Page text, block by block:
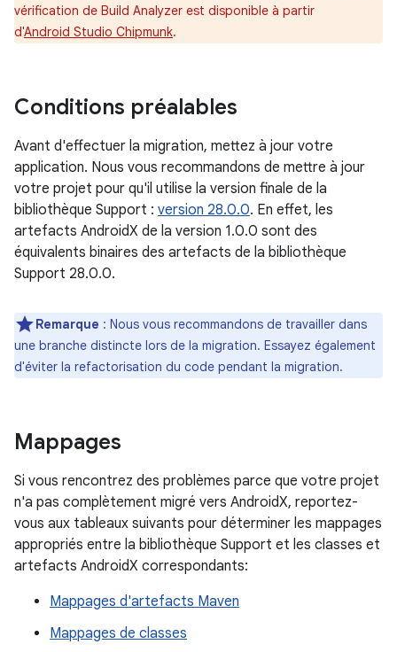
vérification de Build Analyzer est disponible à partir
d'Android Studio Chipmunk.
Conditions préalables
Avant d'effectuer la migration, mettez à jour votre
application. Nous vous recommandons de mettre à jour
votre projet pour qu'il utilise la version finale de la
bibliothèque Support : version 28.0.0. En effet, les
artefacts AndroidX de la version 1.0.0 sont des
équivalents binaires des artefacts de la bibliothèque
Support 28.0.0.
Remarque : Nous vous recommandons de travailler dans
une branche distincte lors de la migration. Essayez également
d'éviter la refactorisation du code pendant la migration.
Mappages
Si vous rencontrez des problèmes parce que votre projet
n'a pas complètement migré vers AndroidX, reportez-
vous aux tableaux suivants pour déterminer les mappages
appropriés entre la bibliothèque Support et les classes et
artefacts AndroidX correspondants:
Mappages d'artefacts Maven
Mappages de classes